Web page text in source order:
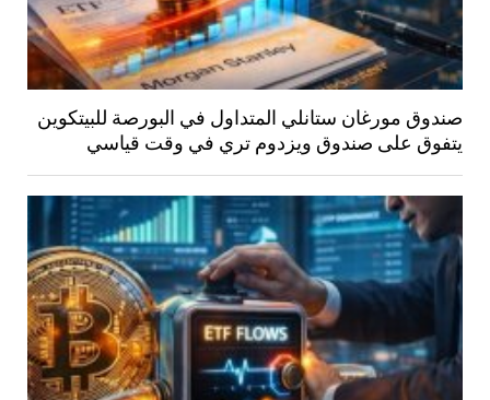
صندوق مورغان ستانلي المتداول في البورصة للبيتكوين
يتفوق على صندوق ويزدوم تري في وقت قياسي